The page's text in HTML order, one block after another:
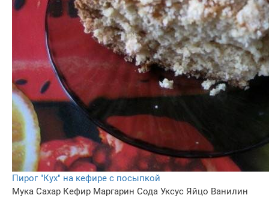
Пирог "Кух" на кефире с посыпкой
Мука Сахар Кефир Маргарин Сода Уксус Яйцо Ванилин